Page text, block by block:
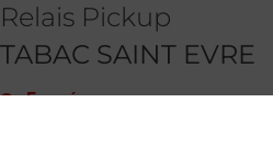
Relais Pickup
TABAC SAINT EVRE
Fermé